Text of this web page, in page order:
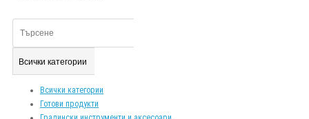
Всички категории
Всички категории
Готови продукти